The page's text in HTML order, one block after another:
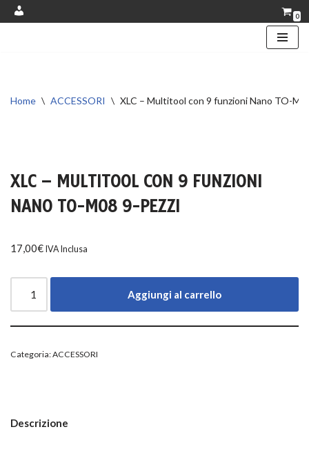
Account 0
Home \ ACCESSORI \ XLC – Multitool con 9 funzioni Nano TO-
XLC – MULTITOOL CON 9 FUNZIONI
NANO TO-M08 9-PEZZI
17,00€ IVA Inclusa
Aggiungi al carrello
Categoria:ACCESSORI
Descrizione